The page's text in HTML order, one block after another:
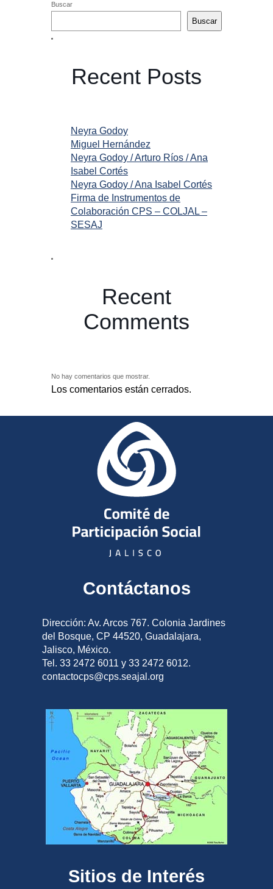
Buscar
Buscar
Recent Posts
Neyra Godoy
Miguel Hernández
Neyra Godoy / Arturo Ríos / Ana
Isabel Cortés
Neyra Godoy / Ana Isabel Cortés
Firma de Instrumentos de
Colaboración CPS – COLJAL –
SESAJ
Recent
Comments
No hay comentarios que mostrar.
Los comentarios están cerrados.
Contáctanos
Dirección: Av. Arcos 767. Colonia Jardines
del Bosque, CP 44520, Guadalajara,
Jalisco, México.
Tel. 33 2472 6011 y 33 2472 6012.
contactocps@cps.seajal.org
Sitios de Interés